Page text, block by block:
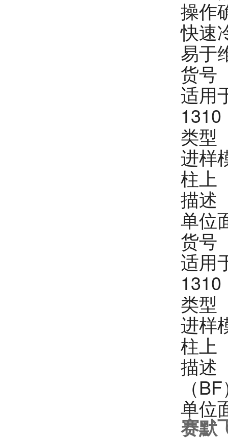
操作
快速
易于
货
适用
类型
进样
柱上
描述
单
货
适用
类型
进样
柱上
描述
（
单
赛默